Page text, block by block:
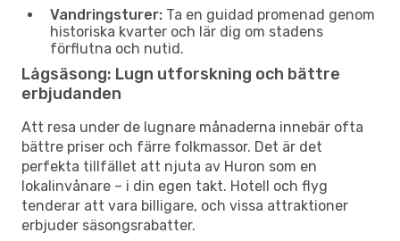
Vandringsturer: Ta en guidad promenad genom
historiska kvarter och lär dig om stadens
förflutna och nutid.
Lågsäsong: Lugn utforskning och bättre
erbjudanden
Att resa under de lugnare månaderna innebär ofta
bättre priser och färre folkmassor. Det är det
perfekta tillfället att njuta av Huron som en
lokalinvånare – i din egen takt. Hotell och flyg
tenderar att vara billigare, och vissa attraktioner
erbjuder säsongsrabatter.